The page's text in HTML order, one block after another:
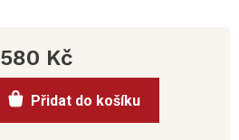
580 Kč
cena:
Přidat do košíku